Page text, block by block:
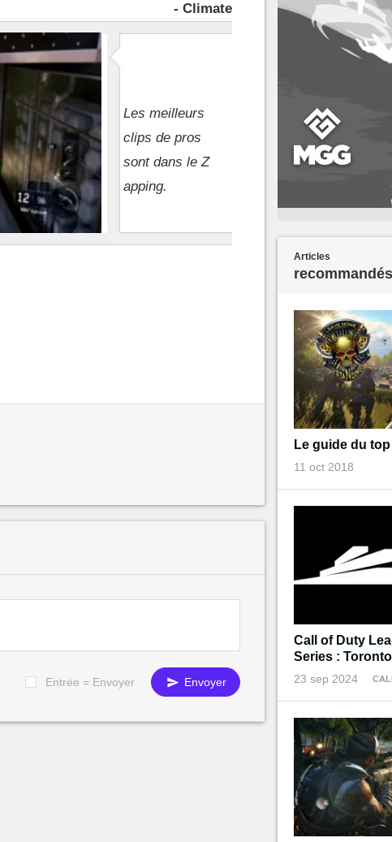
- Climate
Les meilleurs
clips de pros
sont dans le Z
apping.
Entrée = Envoyer Envoyer
Articles
recommandés
Le guide du
11 oct 2018
Call of Duty
Series :
23 sep 2024